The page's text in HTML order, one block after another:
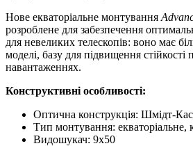
Нове екваторіальне монтування
розроблене для забезпечення
для невеликих телескопів: воно має
моделі, базу для підвищення стійкості
навантаженнях.
Конструктивні особливості:
Оптична конструкція: Шмідт-
Тип монтування:
Видошукач: 9x50